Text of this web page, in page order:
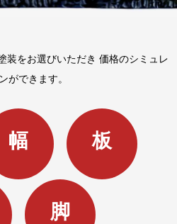
装をお選びいただき 価格のシミュレ
ができます。
幅 板
脚